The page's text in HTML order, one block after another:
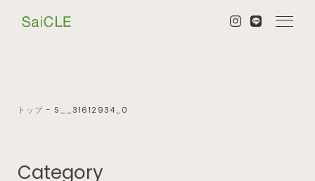
トップ − S__31612934_0
Category